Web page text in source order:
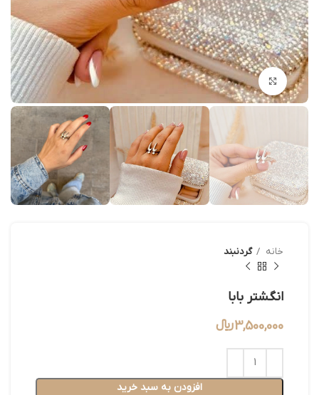
بزرگنمایی تصویر
خانه گردنبند
انگشتر بابا
3,500,000﷼
افزودن به سبد خرید